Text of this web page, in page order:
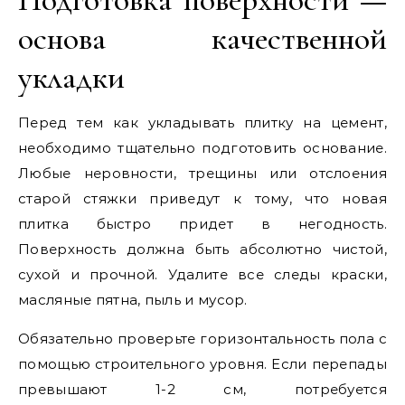
основа качественной
укладки
Перед тем как укладывать плитку на цемент,
необходимо тщательно подготовить основание.
Любые неровности, трещины или отслоения
старой стяжки приведут к тому, что новая
плитка быстро придет в негодность.
Поверхность должна быть абсолютно чистой,
сухой и прочной. Удалите все следы краски,
масляные пятна, пыль и мусор.
Обязательно проверьте горизонтальность пола с
помощью строительного уровня. Если перепады
превышают 1-2 см, потребуется